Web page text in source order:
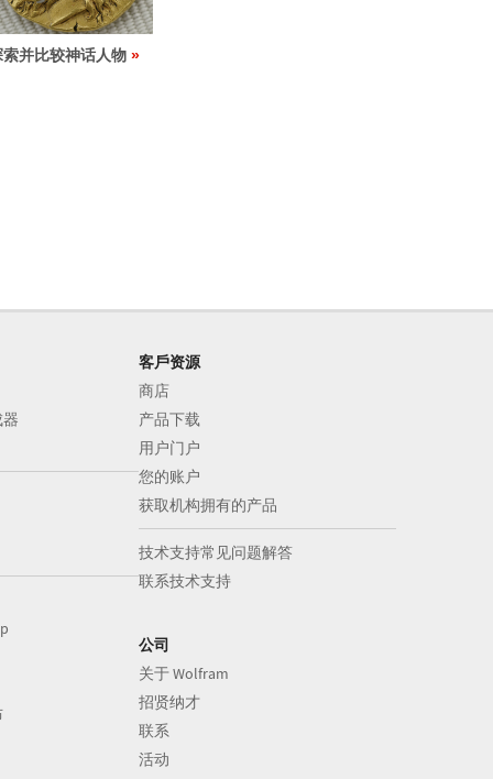
索并比较神话人物
客戶资源
商店
产品下载
用户门户
您的账户
获取机构拥有的产品
技术支持常见问题解答
联系技术支持
公司
关于 Wolfram
招贤纳才
联系
活动